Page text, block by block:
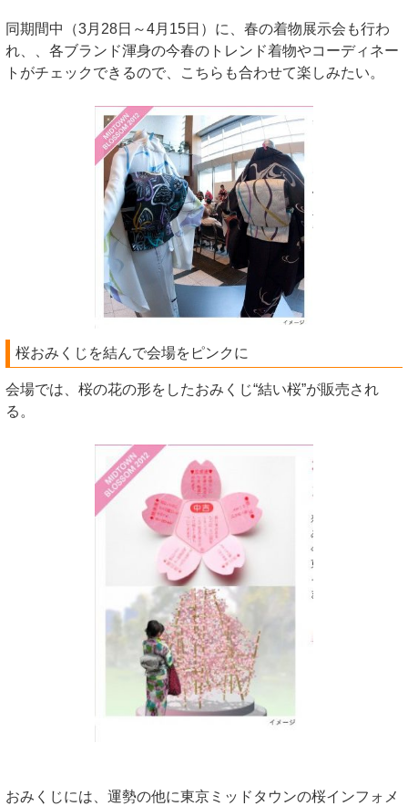
同期間中（3月28日～4月15日）に、春の着物展示会も行わ
れ、、各ブランド渾身の今春のトレンド着物やコーディネー
トがチェックできるので、こちらも合わせて楽しみたい。
桜おみくじを結んで会場をピンクに
会場では、桜の花の形をしたおみくじ“結い桜”が販売され
る。
おみくじには、運勢の他に東京ミッドタウンの桜インフォメ